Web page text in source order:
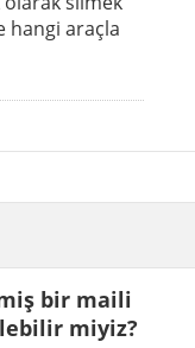
hangi araçla
bir maili
miyiz?